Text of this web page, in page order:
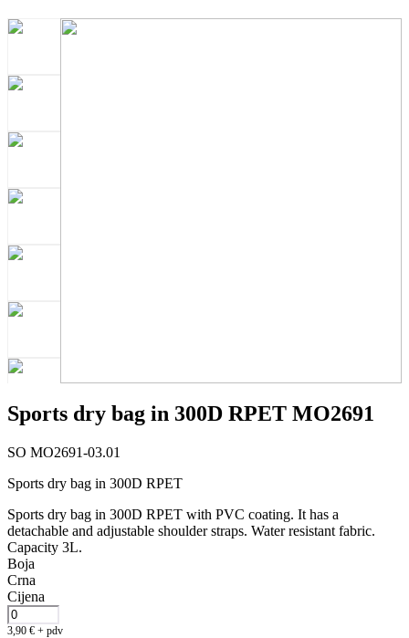
Sports dry bag in 300D RPET MO2691
SO MO2691-03.01
Sports dry bag in 300D RPET
Sports dry bag in 300D RPET with PVC coating. It has a
detachable and adjustable shoulder straps. Water resistant fabric.
Capacity 3L.
Boja
Crna
Cijena
3,90 € + pdv